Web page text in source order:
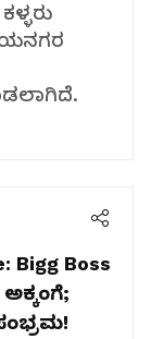
Bigg Boss